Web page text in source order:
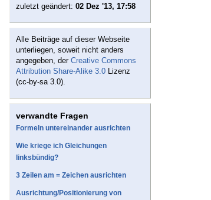
zuletzt geändert: 02 Dez '13, 17:58
Alle Beiträge auf dieser Webseite
unterliegen, soweit nicht anders
angegeben, der Creative Commons
Attribution Share-Alike 3.0 Lizenz
(cc-by-sa 3.0).
verwandte Fragen
Formeln untereinander ausrichten
Wie kriege ich Gleichungen
linksbündig?
3 Zeilen am = Zeichen ausrichten
Ausrichtung/Positionierung von